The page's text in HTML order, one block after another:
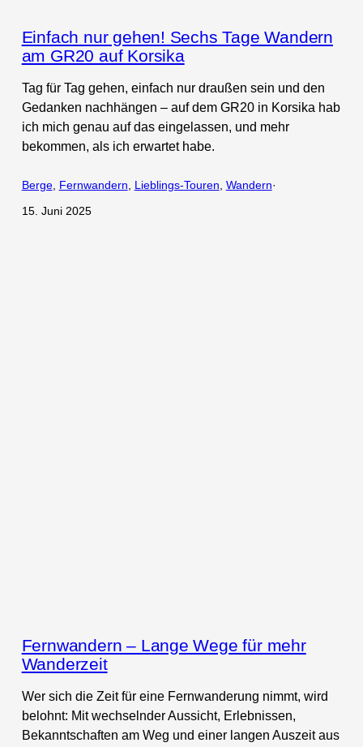
Einfach nur gehen! Sechs Tage Wandern
am GR20 auf Korsika
Tag für Tag gehen, einfach nur draußen sein und den
Gedanken nachhängen – auf dem GR20 in Korsika hab
ich mich genau auf das eingelassen, und mehr
bekommen, als ich erwartet habe.
Berge, Fernwandern Lieblings-Touren Wandern·
15. Juni 2025
Fernwandern – Lange Wege für mehr
Wanderzeit
Wer sich die Zeit für eine Fernwanderung nimmt, wird
belohnt: Mit wechselnder Aussicht, Erlebnissen,
Bekanntschaften am Weg und einer langen Auszeit aus